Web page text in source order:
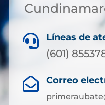
 Líneas de
(601)
 Correo